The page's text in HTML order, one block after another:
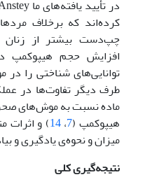
کرده‌اند که برخلاف
چپ‌‌دست بیشتر از
افزایش حجم هیپوکمپ
توانایی‌های شناختی را
طرف دیگر تفاوت‌ها در
ماده نسبت به موش‌های
هیپوکمپ (7،14) و اثرات
میزان و نحوه‌ی یادگیری و
نتیجه‌گیری کلی